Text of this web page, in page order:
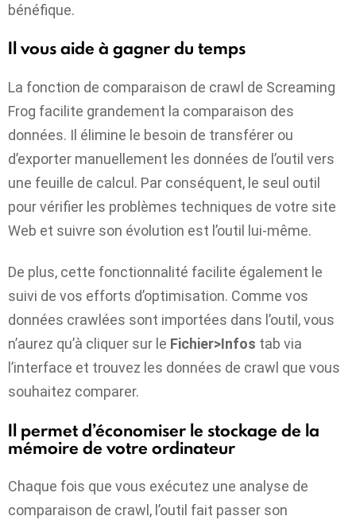
bénéfique.
Il vous aide à gagner du temps
La fonction de comparaison de crawl de Screaming
Frog facilite grandement la comparaison des
données. Il élimine le besoin de transférer ou
d’exporter manuellement les données de l’outil vers
une feuille de calcul. Par conséquent, le seul outil
pour vérifier les problèmes techniques de votre site
Web et suivre son évolution est l’outil lui-même.
De plus, cette fonctionnalité facilite également le
suivi de vos efforts d’optimisation. Comme vos
données crawlées sont importées dans l’outil, vous
n’aurez qu’à cliquer sur le Fichier>Infos tab via
l’interface et trouvez les données de crawl que vous
souhaitez comparer.
Il permet d’économiser le stockage de la
mémoire de votre ordinateur
Chaque fois que vous exécutez une analyse de
comparaison de crawl, l’outil fait passer son